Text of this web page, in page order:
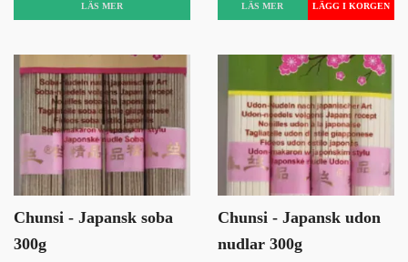
LÄS MER LÄS MER
Chunsi - Japansk soba
300g
Chunsi - Japansk udon
nudlar 300g